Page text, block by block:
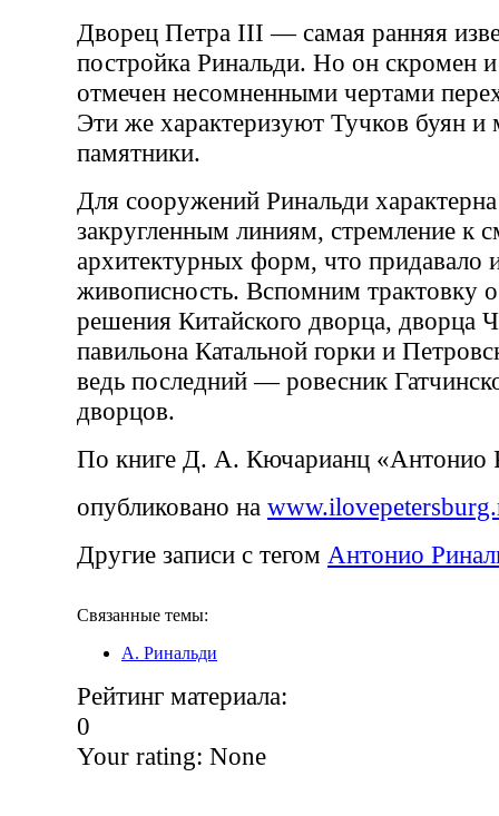
Дворец Петра III — самая ранняя
постройка Ринальди. Но он скромен
отмечен несомненными чертами
Эти же характеризуют Тучков буян и
памятники.
Для сооружений Ринальди
закругленным линиям, стремление к
архитектурных форм, что придавало
живописность. Вспомним трактовку
решения Китайского дворца, дворца
павильона Катальной горки и
ведь последний — ровесник
дворцов.
По книге Д. А. Кючарианц «Антонио
опубликовано на
Другие записи с тегом Антонио
Связанные темы:
А. Ринальди
Рейтинг материала:
0
Your rating: None